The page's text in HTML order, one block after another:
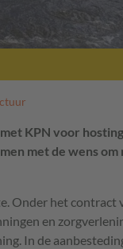
KPN voor
met de wens om
Onder het contract
en
In de